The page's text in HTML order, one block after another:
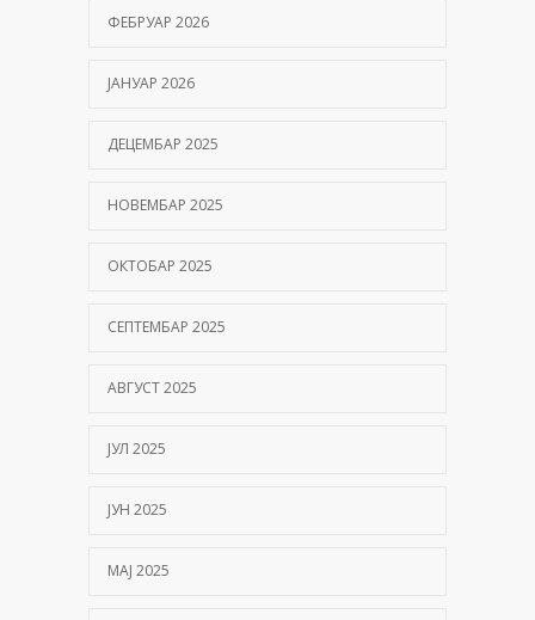
ФЕБРУАР 2026
ЈАНУАР 2026
ДЕЦЕМБАР 2025
НОВЕМБАР 2025
ОКТОБАР 2025
СЕПТЕМБАР 2025
АВГУСТ 2025
ЈУЛ 2025
ЈУН 2025
МАЈ 2025